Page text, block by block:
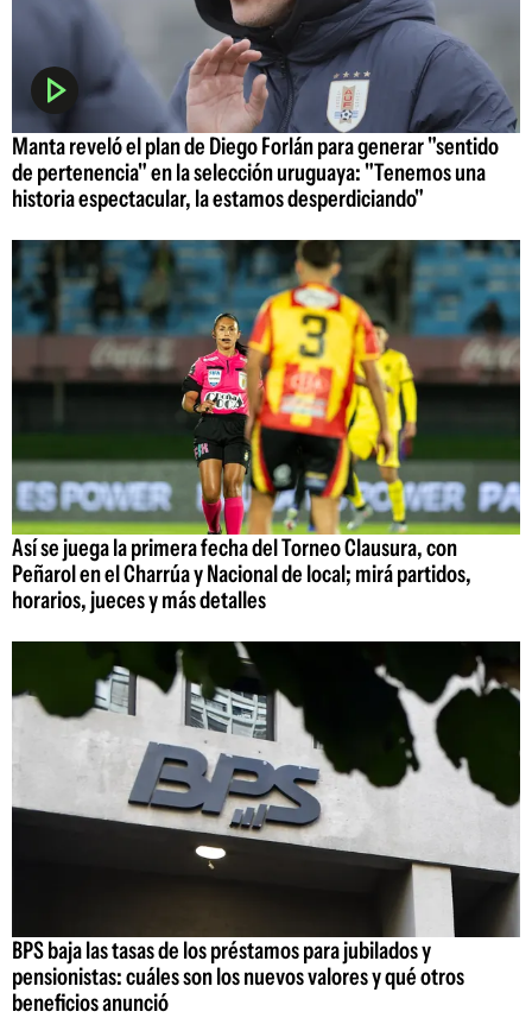
Manta reveló el plan de Diego Forlán para generar "sentido
de pertenencia" en la selección uruguaya: "Tenemos una
historia espectacular, la estamos desperdiciando"
Así se juega la primera fecha del Torneo Clausura, con
Peñarol en el Charrúa y Nacional de local; mirá partidos,
horarios, jueces y más detalles
BPS baja las tasas de los préstamos para jubilados y
pensionistas: cuáles son los nuevos valores y qué otros
beneficios anunció